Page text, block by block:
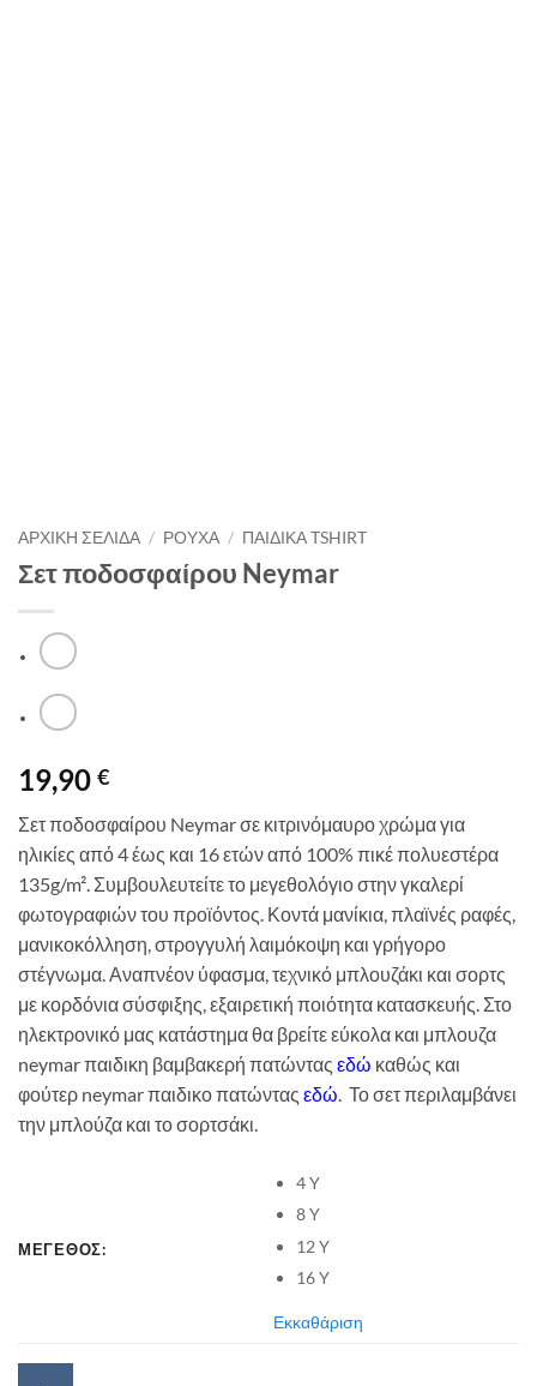
ΑΡΧΙΚΉ ΣΕΛΊΔΑ / ΡΟΥΧΑ / ΠΑΙΔΙΚΑ TSHIRT
Σετ ποδοσφαίρου Neymar
19,90 €
Σετ ποδοσφαίρου Neymar σε κιτρινόμαυρο χρώμα για
ηλικίες από 4 έως και 16 ετών από 100% πικέ πολυεστέρα
135g/m². Συμβουλευτείτε το μεγεθολόγιο στην γκαλερί
φωτογραφιών του προϊόντος. Κοντά μανίκια, πλαϊνές ραφές,
μανικοκόλληση, στρογγυλή λαιμόκοψη και γρήγορο
στέγνωμα. Αναπνέον ύφασμα, τεχνικό μπλουζάκι και σορτς
με κορδόνια σύσφιξης, εξαιρετική ποιότητα κατασκευής. Στο
ηλεκτρονικό μας κατάστημα θα βρείτε εύκολα και μπλουζα
neymar παιδικη βαμβακερή πατώντας εδώ καθώς και
φούτερ neymar παιδικο πατώντας εδώ . Το σετ περιλαμβάνει
την μπλούζα και το σορτσάκι.
ΜΕΓΕΘΟΣ:
4 Y
8 Y
12 Y
16 Y
Εκκαθάριση